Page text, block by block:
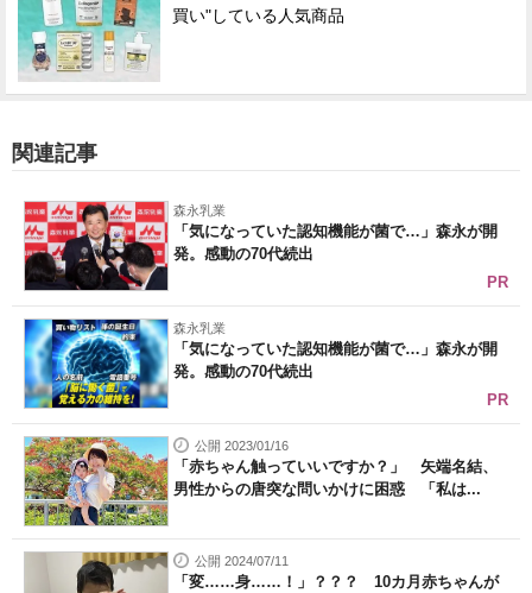
買い"している人気商品
関連記事
森永乳業
「気になっていた認知機能が菌で…」森永が開
発。感動の70代続出
PR
森永乳業
「気になっていた認知機能が菌で…」森永が開
発。感動の70代続出
PR
公開 2023/01/16
「赤ちゃん触っていいですか？」 矢端名結、
男性からの唐突な問いかけに困惑 「私は...
公開 2024/07/11
「変……身……！」？？？ 10カ月赤ちゃんが